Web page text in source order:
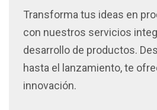
Transforma tus ideas en
con nuestros servicios
desarrollo de productos.
hasta el lanzamiento, te
innovación.